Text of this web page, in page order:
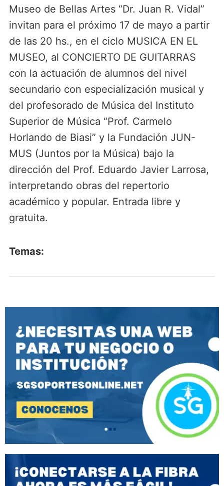
Museo de Bellas Artes “Dr. Juan R. Vidal”
invitan para el próximo 17 de mayo a partir
de las 20 hs., en el ciclo MUSICA EN EL
MUSEO, al CONCIERTO DE GUITARRAS
con la actuación de alumnos del nivel
secundario con especialización musical y
del profesorado de Música del Instituto
Superior de Música “Prof. Carmelo
Horlando de Biasi” y la Fundación JUN-
MUS (Juntos por la Música) bajo la
dirección del Prof. Eduardo Javier Larrosa,
interpretando obras del repertorio
académico y popular. Entrada libre y
gratuita.
Temas: